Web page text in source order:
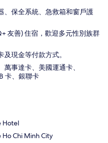
、保全系統、急救箱和窗戶護
友善) 住宿，歡迎多元性別族群
現金等付款方式。
事達卡、美國運通卡、
卡、銀聯卡
Hotel
Chi Minh City